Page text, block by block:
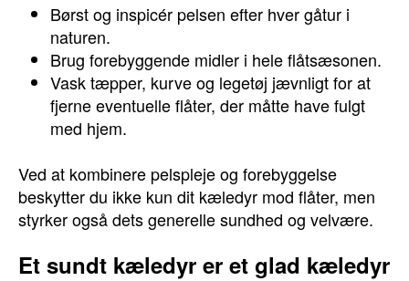
Børst og inspicér pelsen efter hver gåtur i
naturen.
Brug forebyggende midler i hele flåtsæsonen.
Vask tæpper, kurve og legetøj jævnligt for at
fjerne eventuelle flåter, der måtte have fulgt
med hjem.
Ved at kombinere pelspleje og forebyggelse
beskytter du ikke kun dit kæledyr mod flåter, men
styrker også dets generelle sundhed og velvære.
Et sundt kæledyr er et glad kæledyr